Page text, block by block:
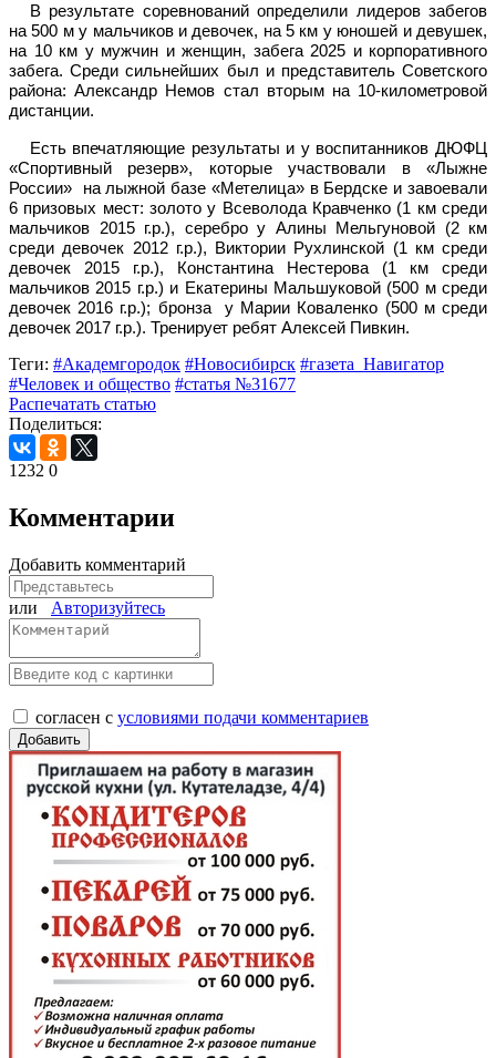
В результате соревнований определили лидеров забегов
на 500 м у мальчиков и девочек, на 5 км у юношей и девушек,
на 10 км у мужчин и женщин, забега 2025 и корпоративного
забега. Среди сильнейших был и представитель Советского
района: Александр Немов стал вторым на 10-километровой
дистанции.
Есть впечатляющие результаты и у воспитанников ДЮФЦ
«Спортивный резерв», которые участвовали в «Лыжне
России» на лыжной базе «Метелица» в Бердске и завоевали
6 призовых мест: золото у Всеволода Кравченко (1 км среди
мальчиков 2015 г.р.), серебро у Алины Мельгуновой (2 км
среди девочек 2012 г.р.), Виктории Рухлинской (1 км среди
девочек 2015 г.р.), Константина Нестерова (1 км среди
мальчиков 2015 г.р.) и Екатерины Мальшуковой (500 м среди
девочек 2016 г.р.); бронза у Марии Коваленко (500 м среди
девочек 2017 г.р.). Тренирует ребят Алексей Пивкин.
Теги: #Академгородок #Новосибирск #газета_Навигатор
#Человек и общество #статья №31677
Распечатать статью
Поделиться:
1232 0
Комментарии
Добавить комментарий
или Авторизуйтесь
согласен с условиями подачи комментариев